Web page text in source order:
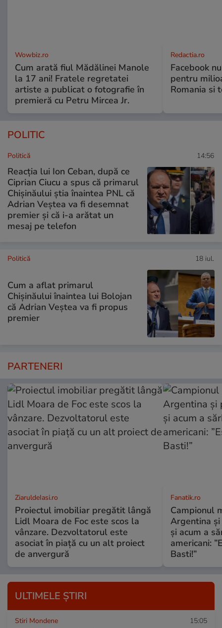
Wowbiz.ro
Cum arată fiul Mădălinei Manole
la 17 ani! Fratele regretatei
artiste a publicat o fotografie în
premieră cu Petru Mircea Jr.
Redactia.ro
Facebook
pentru
Romania si
POLITIC
Politică 14:56
Reacția lui Ion Ceban, după ce
Ciprian Ciucu a spus că primarul
Chișinăului știa înaintea PNL că
Adrian Veștea va fi desemnat
premier și că i-a arătat un
mesaj pe telefon
Politică 18 iul.
Cum a aflat primarul
Chișinăului înaintea lui Bolojan
că Adrian Veștea va fi propus
premier
PARTENERI
ZiaruldeIasi.ro
Proiectul imobiliar pregătit lângă
Lidl Moara de Foc este scos la
vânzare. Dezvoltatorul este
asociat în piață cu un alt proiect
de anvergură
Fanatik.ro
Campionul
Argentina
și acum a
americani:
Basti!”
ULTIMELE ȘTIRI
Stiri Mondene 15:05